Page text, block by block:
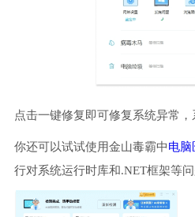
点击一键修复即可修复系统异常，
你还可以试试使用金山毒霸中电脑
行对系统运行时库和.NET框架等问